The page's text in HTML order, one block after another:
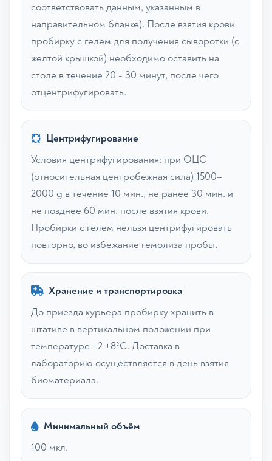
соответствовать данным, указанным в
направительном бланке). После взятия крови
пробирку с гелем для получения сыворотки (с
желтой крышкой) необходимо оставить на
столе в течение 20 - 30 минут, после чего
отцентрифугировать.
Центрифугирование
Условия центрифугирования: при ОЦС
(относительная центробежная сила) 1500–
2000 g в течение 10 мин., не ранее 30 мин. и
не позднее 60 мин. после взятия крови.
Пробирки с гелем нельзя центрифугировать
повторно, во избежание гемолиза пробы.
Хранение и транспортировка
До приезда курьера пробирку хранить в
штативе в вертикальном положении при
температуре +2 +8ºС. Доставка в
лабораторию осуществляется в день взятия
биоматериала.
Минимальный объём
100 мкл.